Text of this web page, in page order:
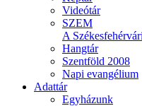
Videótár
SZEM
A
Hangtár
Szentföld 2008
Napi evangélium
Adattár
Egyházunk